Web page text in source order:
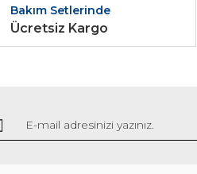
Bakım Setlerinde
Ücretsiz Kargo